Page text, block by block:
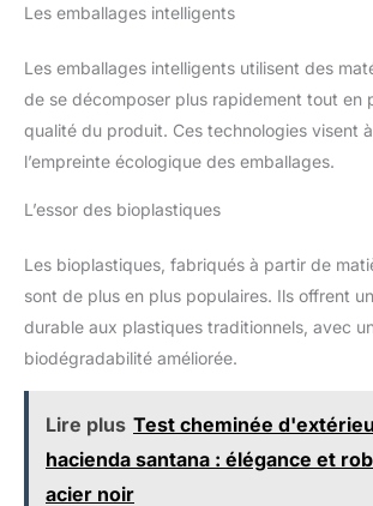
Les emballages intelligents
Les emballages intelligents utilisent des
de se décomposer plus rapidement tout en
qualité du produit. Ces technologies visent
l’empreinte écologique des emballages.
L’essor des bioplastiques
Les bioplastiques, fabriqués à partir de
sont de plus en plus populaires. Ils offrent
durable aux plastiques traditionnels, avec
biodégradabilité améliorée.
Lire plus Test cheminée
hacienda santana : élégance et
acier noir